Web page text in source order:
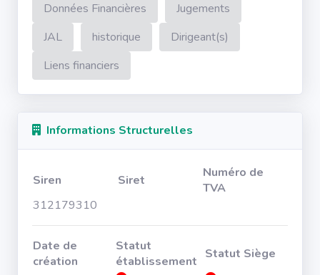
Données Financières
Jugements
JAL
historique
Dirigeant(s)
Liens financiers
Informations Structurelles
Siren Siret
Numéro de
TVA
312179310
Date de
création
Statut
établissement Statut Siège